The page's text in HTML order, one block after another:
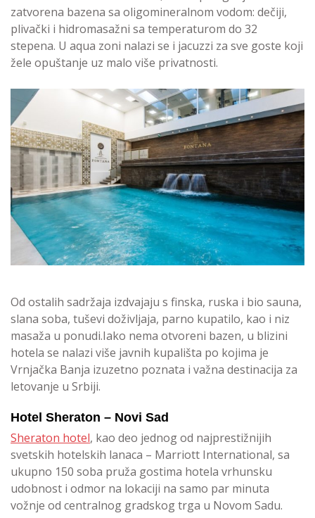
zatvorena bazena sa oligomineralnom vodom: dečiji,
plivački i hidromasažni sa temperaturom do 32
stepena. U aqua zoni nalazi se i jacuzzi za sve goste koji
žele opuštanje uz malo više privatnosti.
Od ostalih sadržaja izdvajaju s finska, ruska i bio sauna,
slana soba, tuševi doživljaja, parno kupatilo, kao i niz
masaža u ponudi.Iako nema otvoreni bazen, u blizini
hotela se nalazi više javnih kupališta po kojima je
Vrnjačka Banja izuzetno poznata i važna destinacija za
letovanje u Srbiji.
Hotel Sheraton – Novi Sad
Sheraton hotel, kao deo jednog od najprestižnijih
svetskih hotelskih lanaca – Marriott International, sa
ukupno 150 soba pruža gostima hotela vrhunsku
udobnost i odmor na lokaciji na samo par minuta
vožnje od centralnog gradskog trga u Novom Sadu.